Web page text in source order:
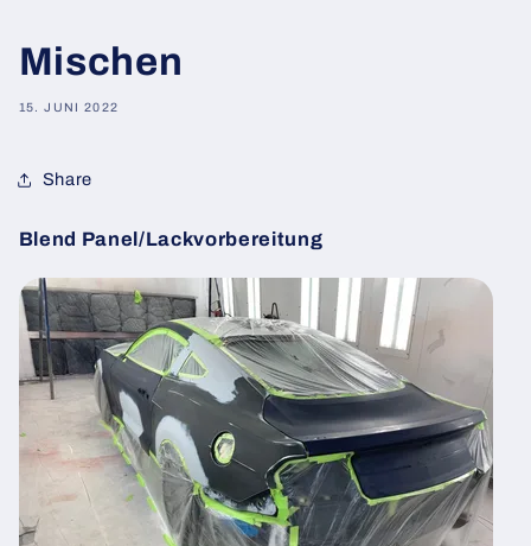
Mischen
15. JUNI 2022
Share
Blend Panel/Lackvorbereitung